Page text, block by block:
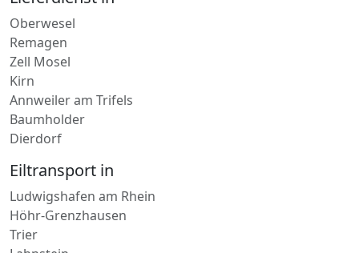
Kirn
Annweiler am Trifels
Baumholder
Dierdorf
Eiltransport in
Ludwigshafen am Rhein
Höhr-Grenzhausen
Lahnstein
Polch
Herdorf
Hachenburg